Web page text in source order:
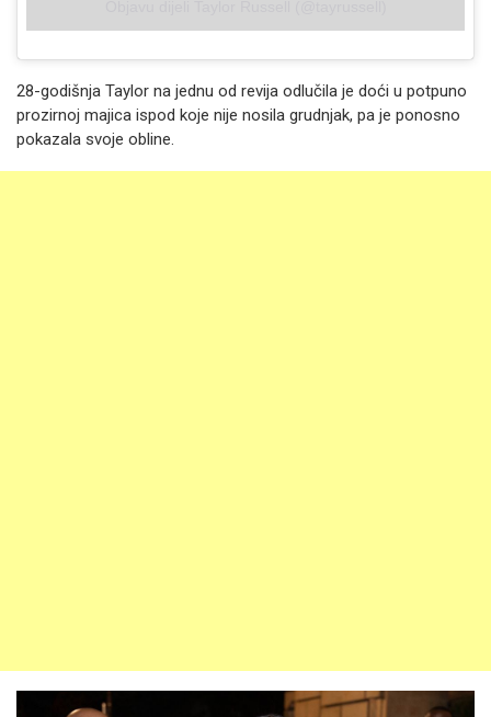
28-godišnja Taylor na jednu od revija odlučila je doći u potpuno
prozirnoj majica ispod koje nije nosila grudnjak, pa je ponosno
pokazala svoje obline.